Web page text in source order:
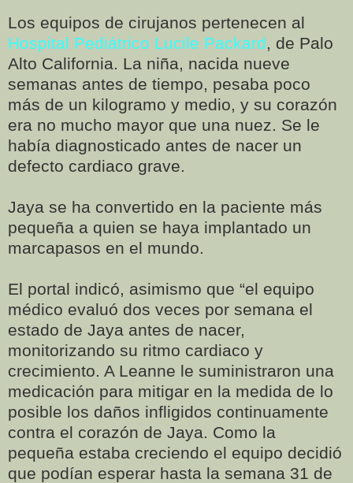
Los equipos de cirujanos pertenecen al
Hospital Pediátrico Lucile Packard, de Palo
Alto California. La niña, nacida nueve
semanas antes de tiempo, pesaba poco
más de un kilogramo y medio, y su corazón
era no mucho mayor que una nuez. Se le
había diagnosticado antes de nacer un
defecto cardiaco grave.
Jaya se ha convertido en la paciente más
pequeña a quien se haya implantado un
marcapasos en el mundo.
El portal indicó, asimismo que “el equipo
médico evaluó dos veces por semana el
estado de Jaya antes de nacer,
monitorizando su ritmo cardiaco y
crecimiento. A Leanne le suministraron una
medicación para mitigar en la medida de lo
posible los daños infligidos continuamente
contra el corazón de Jaya. Como la
pequeña estaba creciendo el equipo decidió
que podían esperar hasta la semana 31 de